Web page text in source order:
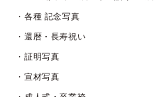
・各種 記念写真
・還暦・長寿祝い
・証明写真
・宣材写真